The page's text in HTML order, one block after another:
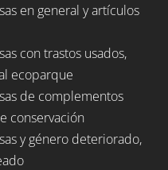
en general y artículos
con trastos usados,
ecoparque
de complementos
conservación
y género deteriorado,